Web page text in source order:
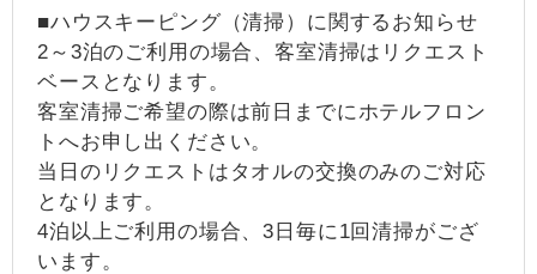
■ハウスキーピング（清掃）に関するお知らせ
2～3泊のご利用の場合、客室清掃はリクエスト
ベースとなります。
客室清掃ご希望の際は前日までにホテルフロン
トへお申し出ください。
当日のリクエストはタオルの交換のみのご対応
となります。
4泊以上ご利用の場合、3日毎に1回清掃がござ
います。